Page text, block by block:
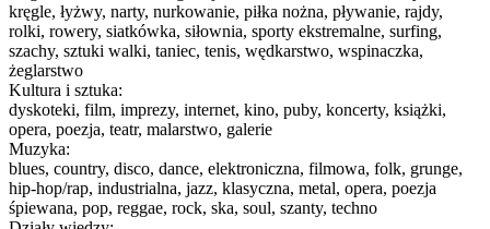
kręgle, łyżwy, narty, nurkowanie, piłka nożna, pływanie, rajdy,
rolki, rowery, siatkówka, siłownia, sporty ekstremalne, surfing,
szachy, sztuki walki, taniec, tenis, wędkarstwo, wspinaczka,
żeglarstwo
Kultura i sztuka:
dyskoteki, film, imprezy, internet, kino, puby, koncerty, książki,
opera, poezja, teatr, malarstwo, galerie
Muzyka:
blues, country, disco, dance, elektroniczna, filmowa, folk, grunge,
hip-hop/rap, industrialna, jazz, klasyczna, metal, opera, poezja
śpiewana, pop, reggae, rock, ska, soul, szanty, techno